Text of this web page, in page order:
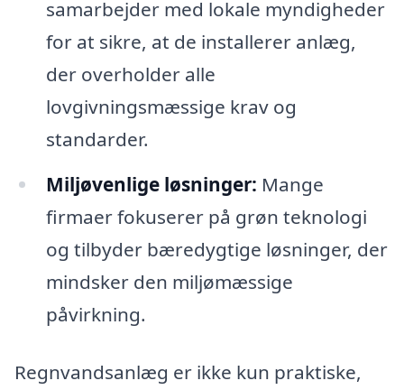
samarbejder med lokale myndigheder
for at sikre, at de installerer anlæg,
der overholder alle
lovgivningsmæssige krav og
standarder.
Miljøvenlige løsninger: Mange
firmaer fokuserer på grøn teknologi
og tilbyder bæredygtige løsninger, der
mindsker den miljømæssige
påvirkning.
Regnvandsanlæg er ikke kun praktiske,